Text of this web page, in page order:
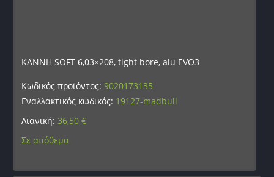
ΚΑΝΝΗ SOFT 6,03×208, tight bore, alu EVO3
Κωδικός προϊόντος:9020173135
Εναλλακτικός κωδικός: 19127-madbull
Λιανική: 36,50€
Σε απόθεμα